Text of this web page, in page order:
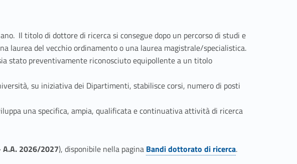
Il titolo di dottore di ricerca si consegue dopo un percorso di studi e
laurea del vecchio ordinamento o una laurea magistrale/specialistica.
stato preventivamente riconosciuto equipollente a un titolo
su iniziativa dei Dipartimenti, stabilisce corsi, numero di posti
una specifica, ampia, qualificata e continuativa attività di ricerca
2026/2027), disponibile nella pagina Bandi dottorato di ricerca.